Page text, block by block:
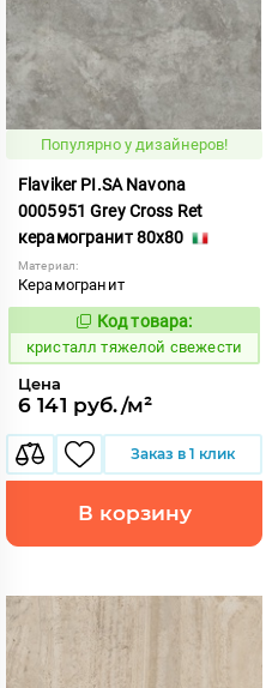
Популярно у дизайнеров!
Flaviker PI.SA Navona
0005951 Grey Cross Ret
керамогранит 80x80
Материал:
Керамогранит
825958
Код товара:
кристалл тяжелой свежести
Цена
6 141 руб./м²
Заказ в 1 клик
В корзину